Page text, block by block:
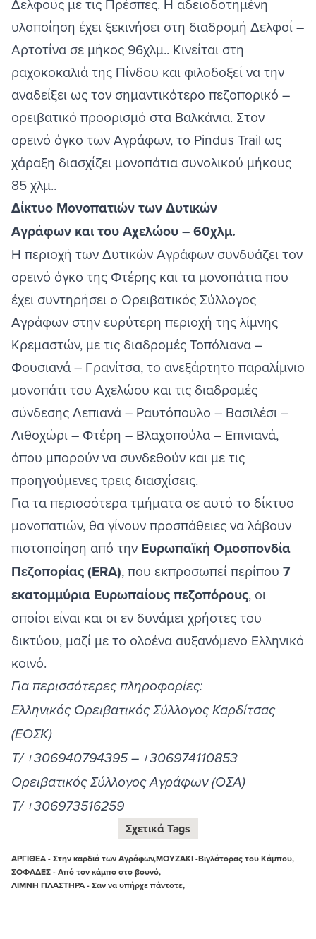
Δελφούς με τις Πρέσπες. Η αδειοδοτημένη
υλοποίηση έχει ξεκινήσει στη διαδρομή Δελφοί –
Αρτοτίνα σε μήκος 96χλμ.. Κινείται στη
ραχοκοκαλιά της Πίνδου και φιλοδοξεί να την
αναδείξει ως τον σημαντικότερο πεζοπορικό –
ορειβατικό προορισμό στα Βαλκάνια. Στον
ορεινό όγκο των Αγράφων, το Pindus Trail ως
χάραξη διασχίζει μονοπάτια συνολικού μήκους
85 χλμ..
Δίκτυο Μονοπατιών των Δυτικών
Αγράφων και του Αχελώου – 60χλμ.
Η περιοχή των Δυτικών Αγράφων συνδυάζει τον
ορεινό όγκο της Φτέρης και τα μονοπάτια που
έχει συντηρήσει ο Ορειβατικός Σύλλογος
Αγράφων στην ευρύτερη περιοχή της λίμνης
Κρεμαστών, με τις διαδρομές Τοπόλιανα –
Φουσιανά – Γρανίτσα, το ανεξάρτητο παραλίμνιο
μονοπάτι του Αχελώου και τις διαδρομές
σύνδεσης Λεπιανά – Ραυτόπουλο – Βασιλέσι –
Λιθοχώρι – Φτέρη – Βλαχοπούλα – Επινιανά,
όπου μπορούν να συνδεθούν και με τις
προηγούμενες τρεις διασχίσεις.
Για τα περισσότερα τμήματα σε αυτό το δίκτυο
μονοπατιών, θα γίνουν προσπάθειες να λάβουν
πιστοποίηση από την Ευρωπαϊκή Ομοσπονδία
Πεζοπορίας (ΕRA), που εκπροσωπεί περίπου 7
εκατομμύρια Ευρωπαίους πεζοπόρους, οι
οποίοι είναι και οι εν δυνάμει χρήστες του
δικτύου, μαζί με το ολοένα αυξανόμενο Ελληνικό
κοινό.
Για περισσότερες πληροφορίες:
Ελληνικός Ορειβατικός Σύλλογος Καρδίτσας
(ΕΟΣΚ)
Τ/ +306940794395 – +306974110853
Ορειβατικός Σύλλογος Αγράφων (ΟΣΑ)
Τ/ +306973516259
Σχετικά Tags
ΑΡΓΙΘΕΑ - Στην καρδιά των Αγράφων,ΜΟΥΖΑΚΙ -Βιγλάτορας του Κάμπου,
ΣΟΦΑΔΕΣ - Από τον κάμπο στο βουνό,
ΛΙΜΝΗ ΠΛΑΣΤΗΡΑ - Σαν να υπήρχε πάντοτε,